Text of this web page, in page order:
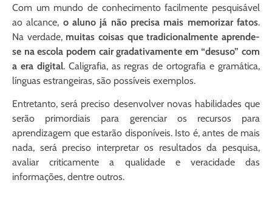
Com um mundo de conhecimento facilmente pesquisável
ao alcance, o aluno já não precisa mais memorizar fatos.
Na verdade, muitas coisas que tradicionalmente aprende-
se na escola podem cair gradativamente em “desuso” com
a era digital. Caligrafia, as regras de ortografia e gramática,
línguas estrangeiras, são possíveis exemplos.
Entretanto, será preciso desenvolver novas habilidades que
serão primordiais para gerenciar os recursos para
aprendizagem que estarão disponíveis. Isto é, antes de mais
nada, será preciso interpretar os resultados da pesquisa,
avaliar criticamente a qualidade e veracidade das
informações, dentre outros.